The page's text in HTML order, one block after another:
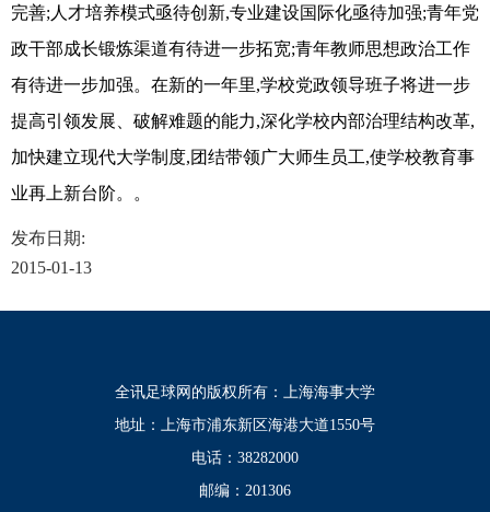
完善;人才培养模式亟待创新,专业建设国际化亟待加强;青年党
政干部成长锻炼渠道有待进一步拓宽;青年教师思想政治工作
有待进一步加强。在新的一年里,学校党政领导班子将进一步
提高引领发展、破解难题的能力,深化学校内部治理结构改革,
加快建立现代大学制度,团结带领广大师生员工,使学校教育事
业再上新台阶。。
发布日期:
2015-01-13
全讯足球网的版权所有：上海海事大学
地址：上海市浦东新区海港大道1550号
电话：38282000
邮编：201306